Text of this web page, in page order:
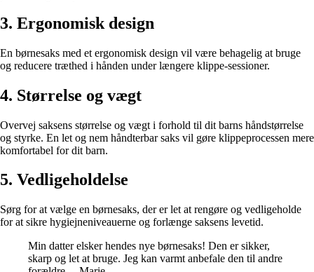
3. Ergonomisk design
En børnesaks med et ergonomisk design vil være behagelig at bruge
og reducere træthed i hånden under længere klippe-sessioner.
4. Størrelse og vægt
Overvej saksens størrelse og vægt i forhold til dit barns håndstørrelse
og styrke. En let og nem håndterbar saks vil gøre klippeprocessen mere
komfortabel for dit barn.
5. Vedligeholdelse
Sørg for at vælge en børnesaks, der er let at rengøre og vedligeholde
for at sikre hygiejneniveauerne og forlænge saksens levetid.
Min datter elsker hendes nye børnesaks! Den er sikker,
skarp og let at bruge. Jeg kan varmt anbefale den til andre